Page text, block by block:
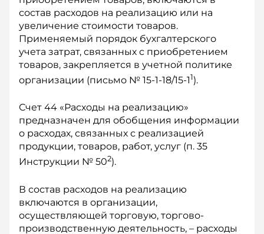
состав расходов на реализацию или на
увеличение стоимости товаров.
Применяемый порядок бухгалтерского
учета затрат, связанных с приобретением
товаров, закрепляется в учетной политике
организации (письмо № 15-1-18/15-11).
Счет 44 «Расходы на реализацию»
предназначен для обобщения информации
о расходах, связанных с реализацией
продукции, товаров, работ, услуг (п. 35
Инструкции № 502).
В состав расходов на реализацию
включаются в организации,
осуществляющей торговую, торгово-
производственную деятельность, – расходы